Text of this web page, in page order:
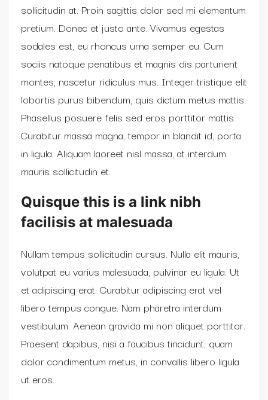
sollicitudin at. Proin sagittis dolor sed mi elementum
pretium. Donec et justo ante. Vivamus egestas
sodales est, eu rhoncus urna semper eu. Cum
sociis natoque penatibus et magnis dis parturient
montes, nascetur ridiculus mus. Integer tristique elit
lobortis purus bibendum, quis dictum metus mattis.
Phasellus posuere felis sed eros porttitor mattis.
Curabitur massa magna, tempor in blandit id, porta
in ligula. Aliquam laoreet nisl massa, at interdum
mauris sollicitudin et.
Quisque this is a link nibh
facilisis at malesuada
Nullam tempus sollicitudin cursus. Nulla elit mauris,
volutpat eu varius malesuada, pulvinar eu ligula. Ut
et adipiscing erat. Curabitur adipiscing erat vel
libero tempus congue. Nam pharetra interdum
vestibulum. Aenean gravida mi non aliquet porttitor.
Praesent dapibus, nisi a faucibus tincidunt, quam
dolor condimentum metus, in convallis libero ligula
ut eros.